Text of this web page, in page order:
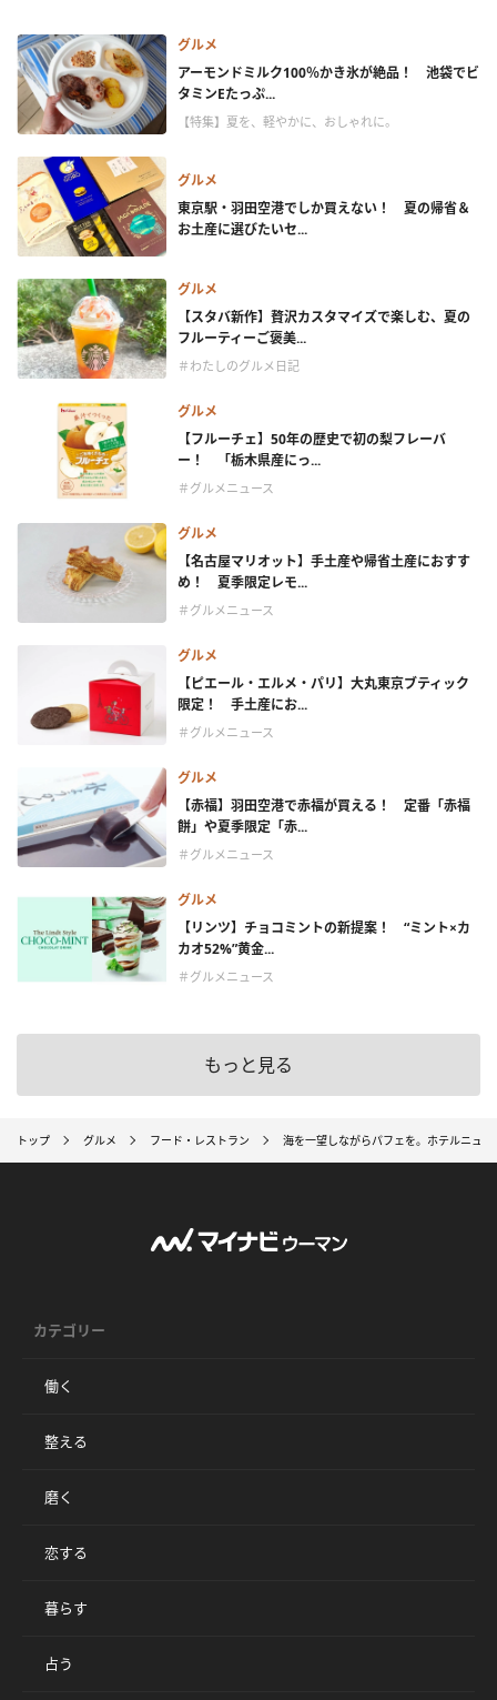
グルメ
アーモンドミルク100％かき氷が絶品！ 池袋でビ
タミンEたっぷ...
【特集】夏を、軽やかに、おしゃれに。
グルメ
東京駅・羽田空港でしか買えない！ 夏の帰省＆
お土産に選びたいセ...
グルメ
【スタバ新作】贅沢カスタマイズで楽しむ、夏の
フルーティーご褒美...
＃わたしのグルメ日記
グルメ
【フルーチェ】50年の歴史で初の梨フレーバ
ー！ 「栃木県産にっ...
＃グルメニュース
グルメ
【名古屋マリオット】手土産や帰省土産におすす
め！ 夏季限定レモ...
＃グルメニュース
グルメ
【ピエール・エルメ・パリ】大丸東京ブティック
限定！ 手土産にお...
＃グルメニュース
グルメ
【赤福】羽田空港で赤福が買える！ 定番「赤福
餅」や夏季限定「赤...
＃グルメニュース
グルメ
【リンツ】チョコミントの新提案！ “ミント×カ
カオ52%”黄金...
＃グルメニュース
もっと見る
トップ グルメ フード・レストラン 海を一望しながらパフェを。ホテルニュ
カテゴリー
働く
整える
磨く
恋する
暮らす
占う